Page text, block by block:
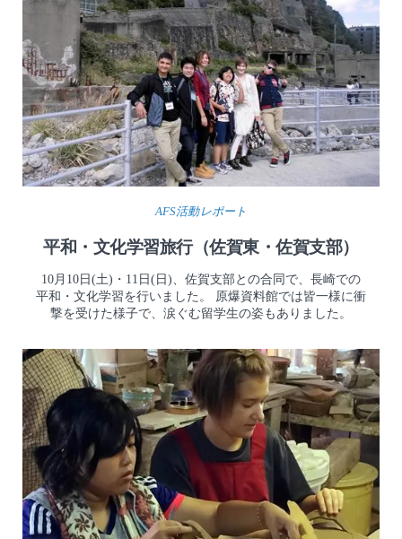
AFS活動レポート
平和・文化学習旅行（佐賀東・佐賀支部）
10月10日(土)・11日(日)、佐賀支部との合同で、長崎での
平和・文化学習を行いました。 原爆資料館では皆一様に衝
撃を受けた様子で、涙ぐむ留学生の姿もありました。